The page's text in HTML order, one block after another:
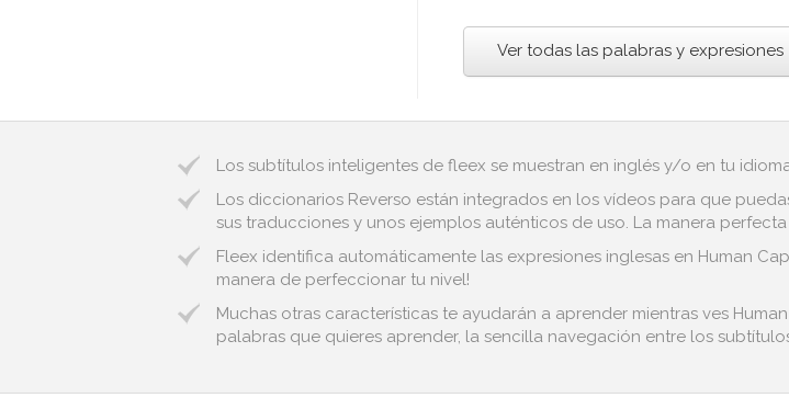
Ver todas las palabras y expresiones
Los subtítulos inteligentes de fleex se muestran en inglés y/o en tu
Los diccionarios Reverso están integrados en los vídeos para que
sus traducciones y unos ejemplos auténticos de uso. La manera
Fleex identifica automáticamente las expresiones inglesas en Human
manera de perfeccionar tu nivel!
Muchas otras características te ayudarán a aprender mientras ves
palabras que quieres aprender, la sencilla navegación entre los